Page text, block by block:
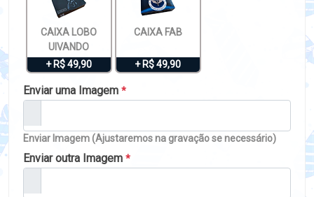
CAIXA LOBO
UIVANDO
+ R$ 49,90
CAIXA FAB
+ R$ 49,90
Enviar uma Imagem *
Enviar Imagem (Ajustaremos na gravação se necessário)
Enviar outra Imagem *